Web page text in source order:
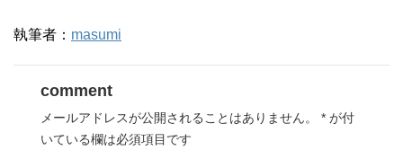
執筆者： masumi
comment
メールアドレスが公開されることはありません。 * が付
いている欄は必須項目です